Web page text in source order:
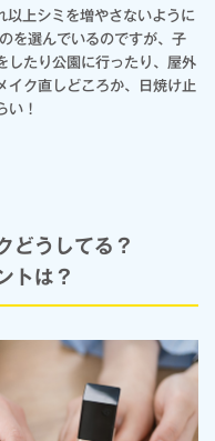
以上シミを増やさないように
を選んでいるのですが、子
したり公園に行ったり、屋外
イク直しどころか、日焼け止
い！
どうしてる？
トは？